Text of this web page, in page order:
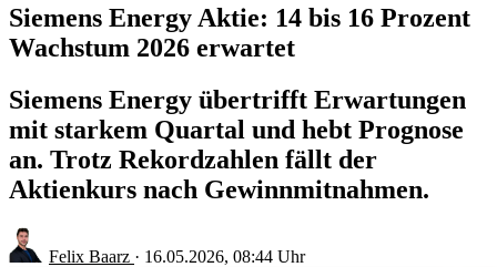
Siemens Energy Aktie: 14 bis 16 Prozent
Wachstum 2026 erwartet
Siemens Energy übertrifft Erwartungen
mit starkem Quartal und hebt Prognose
an. Trotz Rekordzahlen fällt der
Aktienkurs nach Gewinnmitnahmen.
Felix Baarz · 16.05.2026, 08:44 Uhr